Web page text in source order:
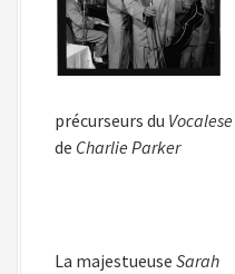
précurseurs du Vocalese
de Charlie Parker
La majestueuse Sarah